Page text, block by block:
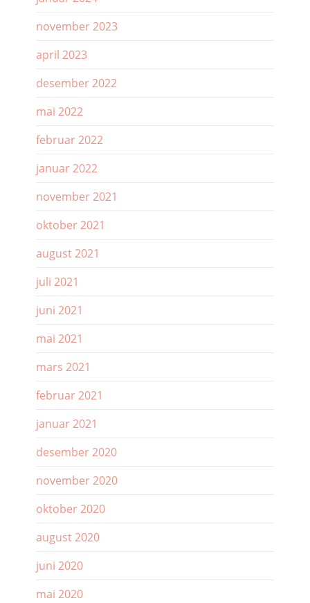
november 2023
april 2023
desember 2022
mai 2022
februar 2022
januar 2022
november 2021
oktober 2021
august 2021
juli 2021
juni 2021
mai 2021
mars 2021
februar 2021
januar 2021
desember 2020
november 2020
oktober 2020
august 2020
juni 2020
mai 2020